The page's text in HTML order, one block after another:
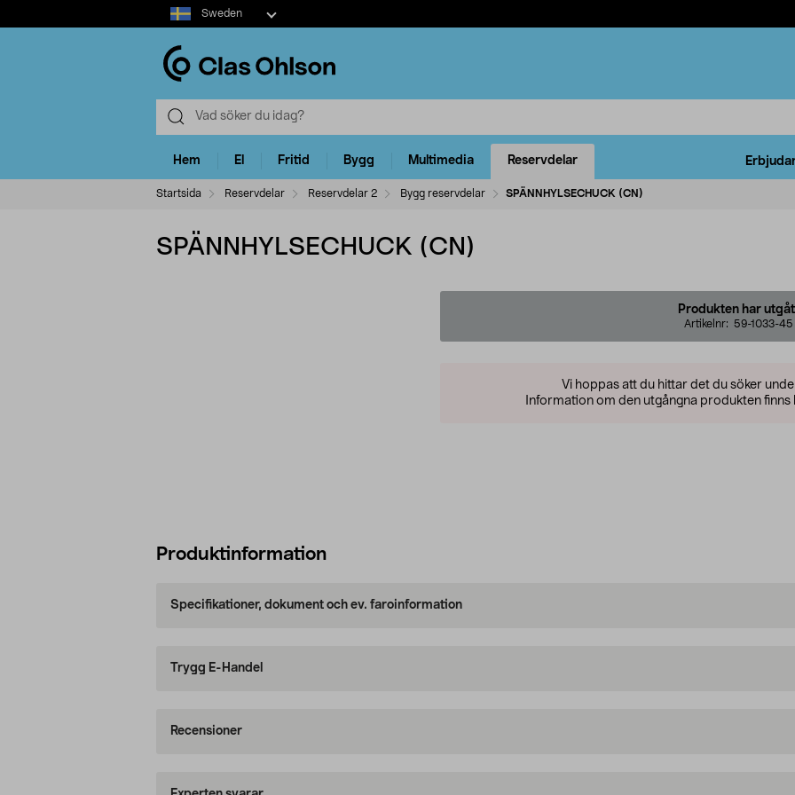
Select
market
Sweden
Hem El Fritid Bygg Multimedia Reservdelar
Startsida Reservdelar Reservdelar 2 Bygg reservdelar SPÄNNHYLSECHUCK (CN)
SPÄNNHYLSECHUCK (CN)
Produkten har
Artikelnr: 59-1033-45
Vi hoppas att du hittar det du söker
Information om den utgångna produkten finns
Produktinformation
Specifikationer, dokument och ev. faroinformation
Trygg E-Handel
Recensioner